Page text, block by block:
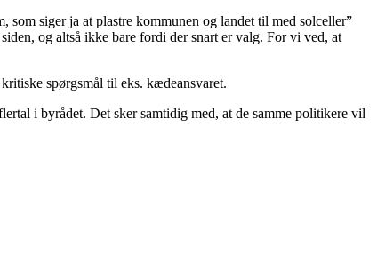
som siger ja at plastre kommunen og landet til med solceller”
og altså ikke bare fordi der snart er valg. For vi ved, at
spørgsmål til eks. kædeansvaret.
i byrådet. Det sker samtidig med, at de samme politikere vil